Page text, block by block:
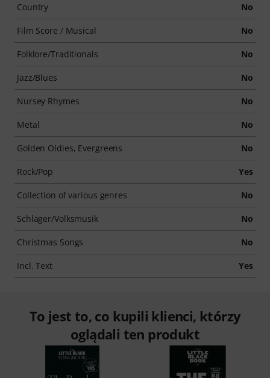
Country No
Film Score / Musical No
Folklore/Traditionals No
Jazz/Blues No
Nursey Rhymes No
Metal No
Golden Oldies, Evergreens No
Rock/Pop Yes
Collection of various genres No
Schlager/Volksmusik No
Christmas Songs No
Incl. Text Yes
To jest to, co kupili klienci, którzy
oglądali ten produkt